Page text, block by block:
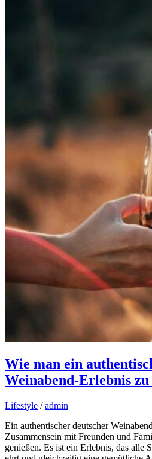
Wie man ein
Weinabend-Erlebnis
Lifestyle /admin
Ein authentischer deutscher
Zusammensein mit Freunden und
genießen. Es ist ein Erlebnis, das alle